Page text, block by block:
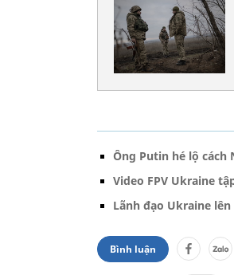
Ông Putin hé lộ cách
Video FPV Ukraine
Lãnh đạo Ukraine
Bình luận